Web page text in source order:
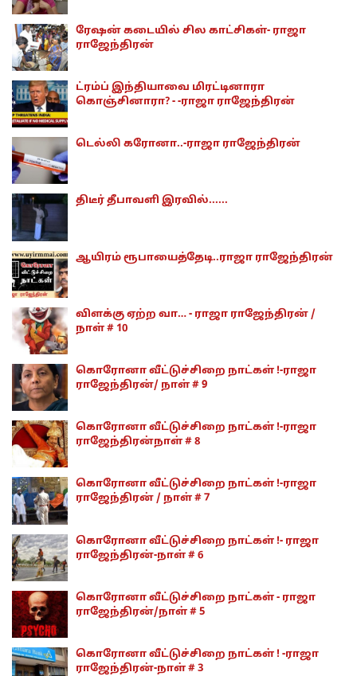
ரேஷன் கடையில் சில காட்சிகள்- ராஜா
ராஜேந்திரன்
ட்ரம்ப் இந்தியாவை மிரட்டினாரா
கொஞ்சினாரா? - -ராஜா ராஜேந்திரன்
டெல்லி கரோனா..-ராஜா ராஜேந்திரன்
திடீர் தீபாவளி இரவில்......
ஆயிரம் ரூபாயைத்தேடி..ராஜா ராஜேந்திரன்
விளக்கு ஏற்ற வா… - ராஜா ராஜேந்திரன் /
நாள் # 10
கொரோனா வீட்டுச்சிறை நாட்கள் !-ராஜா
ராஜேந்திரன்/ நாள் # 9
கொரோனா வீட்டுச்சிறை நாட்கள் !-ராஜா
ராஜேந்திரன்நாள் # 8
கொரோனா வீட்டுச்சிறை நாட்கள் !-ராஜா
ராஜேந்திரன் / நாள் # 7
கொரோனா வீட்டுச்சிறை நாட்கள் !- ராஜா
ராஜேந்திரன்-நாள் # 6
கொரோனா வீட்டுச்சிறை நாட்கள் - ராஜா
ராஜேந்திரன்/நாள் # 5
கொரோனா வீட்டுச்சிறை நாட்கள் ! -ராஜா
ராஜேந்திரன்-நாள் # 3